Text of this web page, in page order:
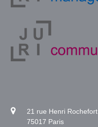
21 rue Henri Rochefort
75017 Paris